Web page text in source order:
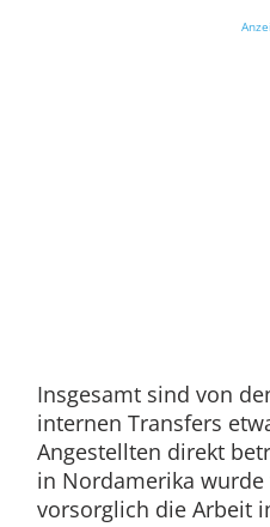
Insgesamt sind von
internen Transfers
Angestellten direkt
in Nordamerika
vorsorglich die Arbeit